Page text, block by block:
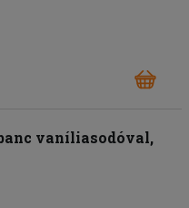
vaníliasodóval,